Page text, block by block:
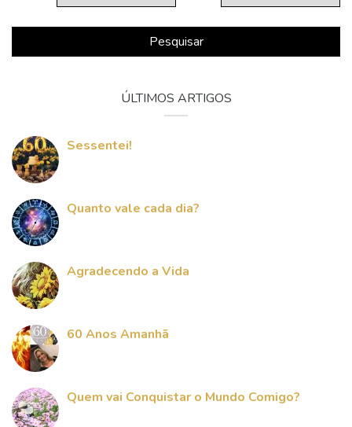
Pesquisar
ÚLTIMOS ARTIGOS
Sessentei!
Quanto vale cada dia?
Agradecendo a Vida
60 Anos Amanhã
Quem vai Conquistar o Mundo Comigo?